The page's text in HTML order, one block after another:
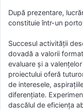
După prezentare,
constituie într-un
Succesul activităţii
dovadă a valorii
evaluare şi a
proiectului oferă
de interesele,
diferenţiate.
dascălul de eficienţa